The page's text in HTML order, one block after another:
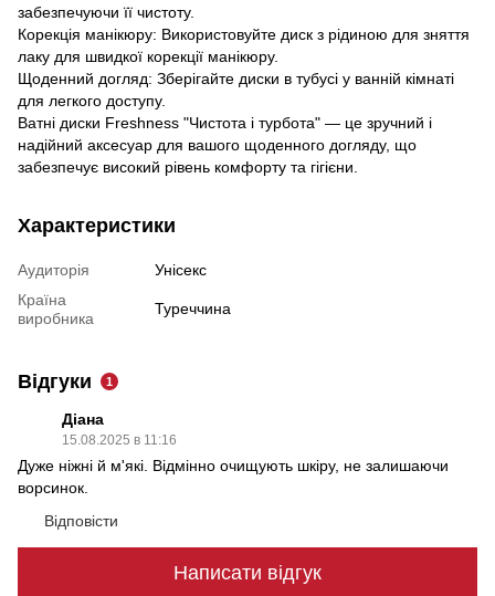
забезпечуючи її чистоту.
Корекція манікюру: Використовуйте диск з рідиною для зняття
лаку для швидкої корекції манікюру.
Щоденний догляд: Зберігайте диски в тубусі у ванній кімнаті
для легкого доступу.
Ватні диски Freshness "Чистота і турбота" — це зручний і
надійний аксесуар для вашого щоденного догляду, що
забезпечує високий рівень комфорту та гігієни.
Характеристики
Аудиторія
Унісекс
Країна
виробника
Туреччина
Відгуки 1
Діана
15.08.2025 в 11:16
Дуже ніжні й м'які. Відмінно очищують шкіру, не залишаючи
ворсинок.
Відповісти
Написати відгук